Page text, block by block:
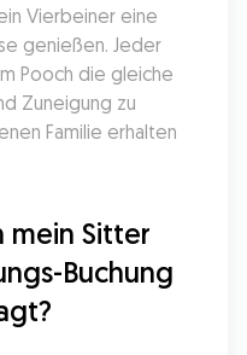
Vierbeiner eine
genießen. Jeder
Pooch die gleiche
Zuneigung zu
Familie erhalten
mein Sitter
Buchung